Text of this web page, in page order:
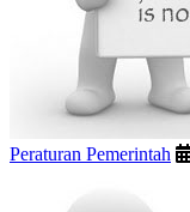
Peraturan Pemerintah